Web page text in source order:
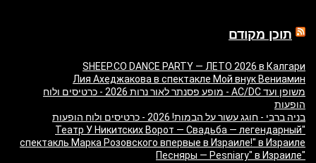
תוכן מקודם
SHEEP.CO DANCE PARTY — ЛЕТО 2026 в Калгари
Лия Ахеджакова в спектакле Мой внук Вениамин
משופן ועד AC/DC - מופע פסנתר לאור נרות 2026 - כרטיסים ולוח
הופעות
בניה ברבי - חוגג עשור על הבמות! 2026 - כרטיסים ולוח הופעות
"Театр У Никитских Ворот — Свадьба — легендарный
спектакль Марка Розовского впервые в Израиле!" в Израиле
"Песняры — Pesniary" в Израиле